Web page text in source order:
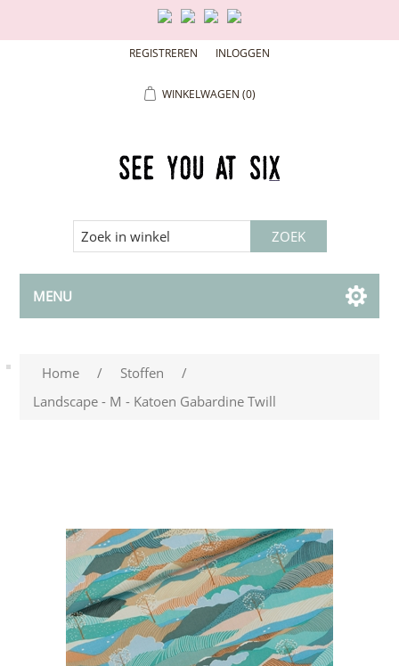
REGISTREREN INLOGGEN
WINKELWAGEN (0)
MENU
Home / Stoffen
/
Landscape - M - Katoen Gabardine Twill